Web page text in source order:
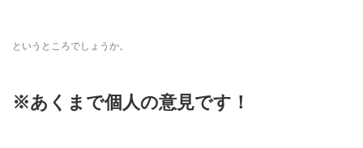
というところでしょうか。
※あくまで個人の意見です！